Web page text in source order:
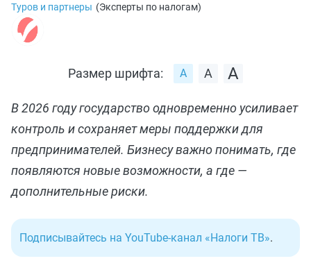
Туров и партнеры (Эксперты по налогам)
Размер шрифта:
В 2026 году государство одновременно усиливает
контроль и сохраняет меры поддержки для
предпринимателей. Бизнесу важно понимать, где
появляются новые возможности, а где —
дополнительные риски.
Подписывайтесь на YouTube-канал «Налоги ТВ».